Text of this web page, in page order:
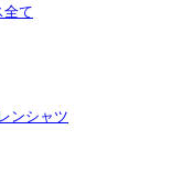
全て
ンシャツ